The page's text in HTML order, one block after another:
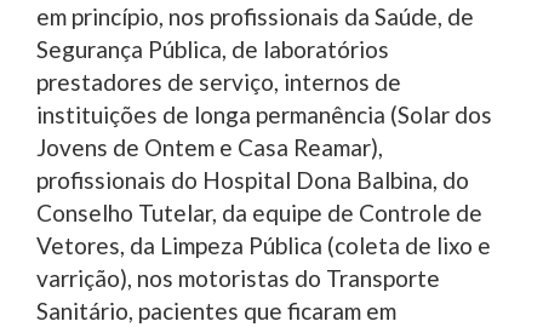
em princípio, nos profissionais da Saúde, de
Segurança Pública, de laboratórios
prestadores de serviço, internos de
instituições de longa permanência (Solar dos
Jovens de Ontem e Casa Reamar),
profissionais do Hospital Dona Balbina, do
Conselho Tutelar, da equipe de Controle de
Vetores, da Limpeza Pública (coleta de lixo e
varrição), nos motoristas do Transporte
Sanitário, pacientes que ficaram em